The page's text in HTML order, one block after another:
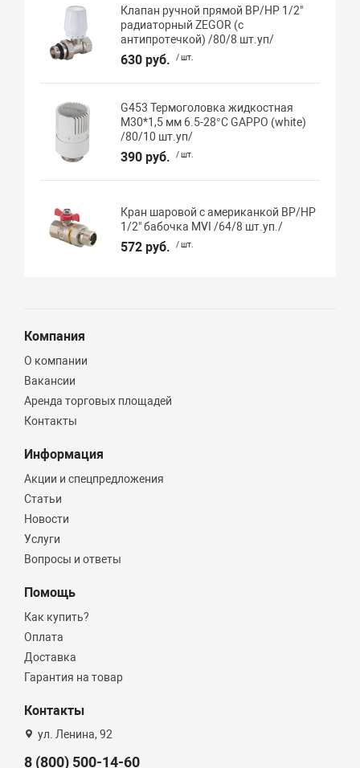
Клапан ручной прямой ВР/НР 1/2"
радиаторный ZEGOR (с
антипротечкой) /80/8 шт.уп/
630 руб. / шт.
G453 Термоголовка жидкостная
М30*1,5 мм 6.5-28°C GAPPO (white)
/80/10 шт.уп/
390 руб. / шт.
Кран шаровой с американкой ВР/НР
1/2" бабочка MVI /64/8 шт.уп./
572 руб. / шт.
Компания
О компании
Вакансии
Аренда торговых площадей
Контакты
Информация
Акции и спецпредложения
Статьи
Новости
Услуги
Вопросы и ответы
Помощь
Как купить?
Оплата
Доставка
Гарантия на товар
Контакты
ул. Ленина, 92
8 (800) 500-14-60